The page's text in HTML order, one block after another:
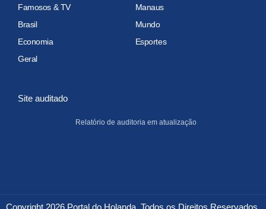
Famosos & TV
Manaus
Brasil
Mundo
Economia
Esportes
Geral
Site auditado
Relatório de auditoria em atualização
Copyright 2026 Portal do Holanda. Todos os Direitos Reservados.